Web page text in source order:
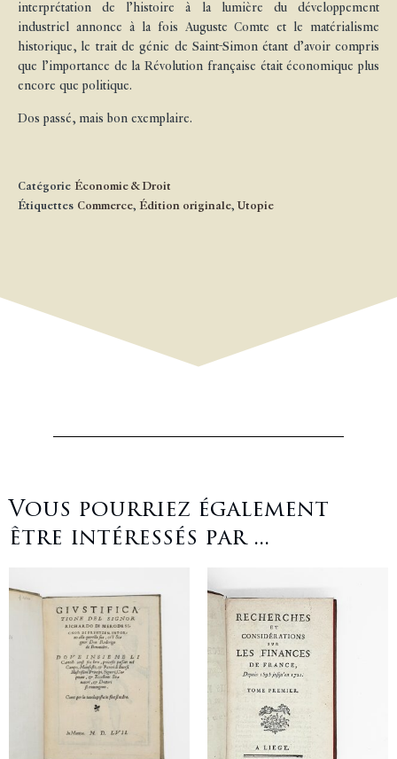
interprétation de l’histoire à la lumière du développement
industriel annonce à la fois Auguste Comte et le matérialisme
historique, le trait de génie de Saint-Simon étant d’avoir compris
que l’importance de la Révolution française était économique plus
encore que politique.
Dos passé, mais bon exemplaire.
Catégorie Économie & Droit
Étiquettes Commerce, Édition originale, Utopie
Vous pourriez également
être intéressés par ...